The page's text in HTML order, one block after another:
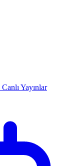
Canlı Yayınlar